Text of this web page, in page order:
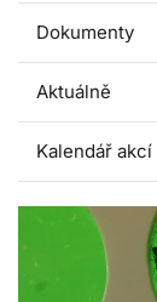
Dokumenty
Aktuálně
Kalendář akcí